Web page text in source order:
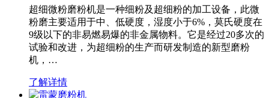
超细微粉磨粉机是一种细粉及超细粉的加工设备，此微
粉磨主要适用于中、低硬度，湿度小于6%，莫氏硬度在
9级以下的非易燃易爆的非金属物料。它是经过20多次的
试验和改进，为超细粉的生产而研发制造的新型磨粉
机，…
了解详情